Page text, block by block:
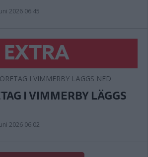
2026 06.45
EXTRA
I VIMMERBY LÄGGS
2026 06.02